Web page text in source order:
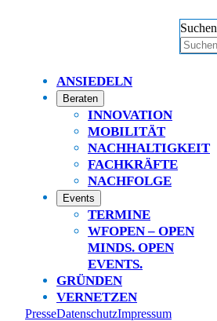
Suchen
ANSIEDELN
Beraten
INNOVATION
MOBILITÄT
NACHHALTIGKEIT
FACHKRÄFTE
NACHFOLGE
Events
TERMINE
WFOPEN – OPEN
MINDS. OPEN
EVENTS.
GRÜNDEN
VERNETZEN
PresseDatenschutzImpressum